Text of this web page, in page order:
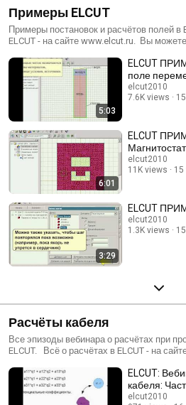
Примеры ELCUT
Примеры постановок и расчётов полей в
ELCUT - на сайте www.elcut.ru. Вы
вопросы или посмотреть методички и
5:03
ELCUT
поле
elcut2010
7.6K views
6:01
ELCUT
elcut2010
11K views
15
3:29
ELCUT
elcut2010
1.3K views
Расчёты кабеля
Все эпизоды вебинара о расчётах при
ELCUT. Всё о расчётах в ELCUT - на
расчётов, задать вопросы илиELCUT:
кабеля:
elcut2010